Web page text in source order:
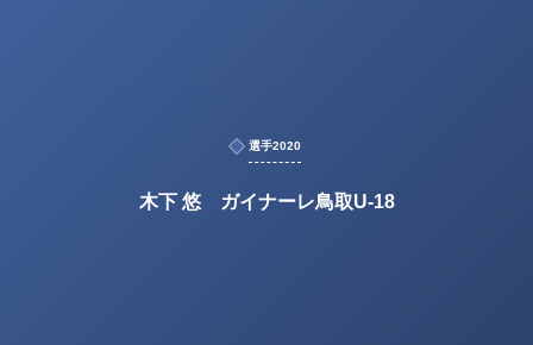
選手2020
木下 悠 ガイナーレ鳥取U-18